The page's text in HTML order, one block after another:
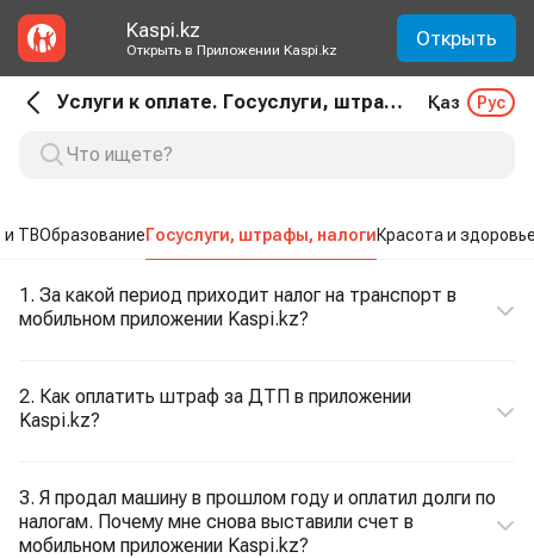
Kaspi.kz
Открыть в Приложении Kaspi.kz Открыть
Услуги к оплате. Госуслуги, штрафы, налоги Қаз Рус
и ТВОбразованиеГосуслуги, штрафы, налогиКрасота и
1. За какой период приходит налог на транспорт в
мобильном приложении Kaspi.kz?
2. Как оплатить штраф за ДТП в приложении
Kaspi.kz?
3. Я продал машину в прошлом году и оплатил долги по
налогам. Почему мне снова выставили счет в
мобильном приложении Kaspi.kz?